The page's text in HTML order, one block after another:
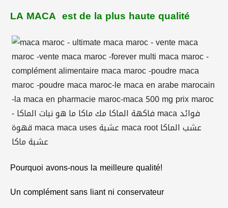
LA MACA est de la plus haute qualité
Pourquoi avons-nous la meilleure qualité!
Un complément sans liant ni conservateur